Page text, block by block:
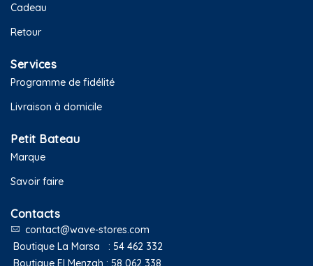
Cadeau
Retour
Services
Programme de fidélité
Livraison à domicile
Petit Bateau
Marque
Savoir faire
Contacts
contact@wave-stores.com
Boutique La Marsa : 54 462 332